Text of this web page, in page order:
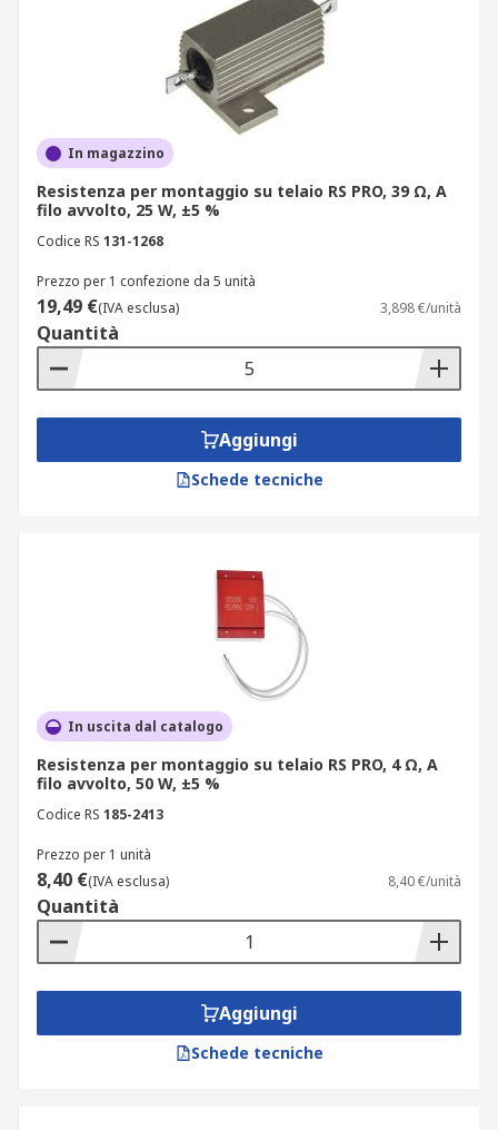
In magazzino
Resistenza per montaggio su telaio RS PRO, 39 Ω, A
filo avvolto, 25 W, ±5 %
Codice RS 131-1268
Prezzo per 1 confezione da 5 unità
19,49 €(IVA esclusa) 3,898 €/unità
Quantità
Aggiungi
Schede tecniche
In uscita dal catalogo
Resistenza per montaggio su telaio RS PRO, 4 Ω, A
filo avvolto, 50 W, ±5 %
Codice RS 185-2413
Prezzo per 1 unità
8,40 €(IVA esclusa) 8,40 €/unità
Quantità
Aggiungi
Schede tecniche